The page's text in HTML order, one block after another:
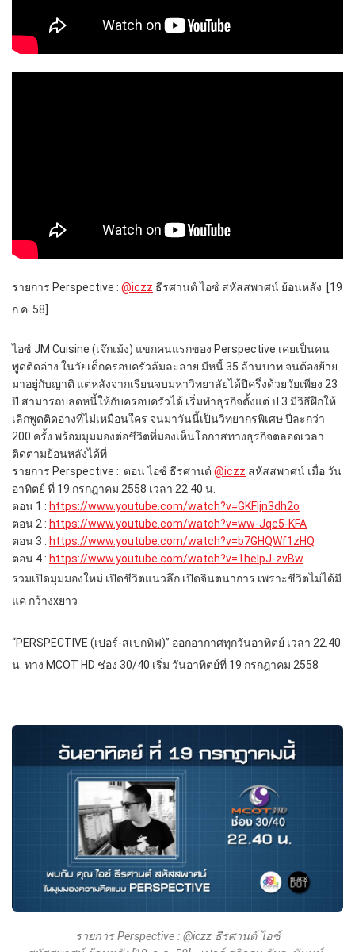
รายการ Perspective : @iczz ธีรศานต์ ไอซ์ สหัสสพาศน์ ย้อนหลัง [19
ก.ค. 58]
ไอซ์ JM Cuisine (เจ๊กเม้ง) แขกคนแรกของ Perspective เคยเป็นคน
พูดติดอ่าง ในวัยเด็กครอบครัวล้มละลาย มีหนี้ 35 ล้านบาท จนต้องย้าย
มาอยู่กับญาติ แต่หลังจากเรียนจบมหาวิทยาลัยได้ปีครึ่งด้­วยวัยเพียง 23
ปี สามารถปลดหนี้ให้กับครอบครัวได้ เริ่มทำธุรกิจตั้งแต่ ป.3 มีวิธีฝึกให้
เลิกพูดติดอ่างที่ไม่เหมือนใค­ร จนมาวันนี้เป็นวิทยากรพิเศษ ปีละกว่า
200 ครั้ง พร้อมมุมมองต่อชีวิตที่มองเห็นโอกาสทางธุร­กิจตลอดเวลา
ติดตามย้อนหลังได้ที่
รายการ Perspective :: ตอน ไอซ์ ธีรศานต์ @iczz สหัสสพาศน์ เมื่อ วัน
อาทิตย์ ที่ 19 กรกฎาคม 2558 เวลา 22.40 น.
ตอน 1 : https://www.youtube.com/watch?v=GKFljn3dh2o
ตอน 2 : https://www.youtube.com/watch?v=ww-Jqc5-KFA
ตอน 3 : https://www.youtube.com/watch?v=b7GHQWf1zHQ
ตอน 4 : https://www.youtube.com/watch?v=1helpJ-zvBw
ร่วมเปิดมุมมองใหม่ เปิดชีวิตแนวลึก เปิดจินตนาการ เพราะชีวิตไม่ได้มี
แค่ กว้างxยาว
“PERSPECTIVE (เปอร์-สเปกทิฟ)” ออกอากาศทุกวันอาทิตย์ เวลา 22.40
น. ทาง MCOT HD ช่อง 30/40 เริ่ม วันอาทิตย์ที่ 19 กรกฎาคม 2558
รายการ Perspective : @iczz ธีรศานต์ ไอซ์